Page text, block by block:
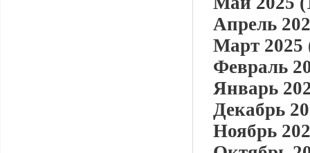
Апрель
Март 2025
Февраль
Январь
Декабрь
Ноябрь